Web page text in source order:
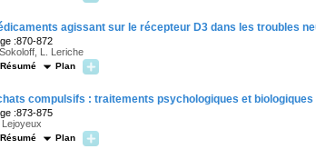
agissant sur le récepteur D3 dans les troubles
:870-872
L. Leriche
Résumé Plan
compulsifs : traitements psychologiques et biologiques
:873-875
Lejoyeux
Résumé Plan